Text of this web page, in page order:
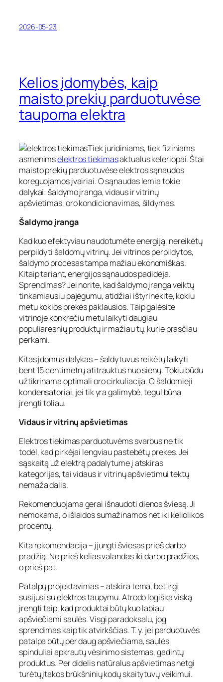
2026-05-23
Kelios įdomybės, kaip
maisto prekių parduotuvėse
taupoma elektra
Tiek juridiniams, tiek fiziniams
asmenimselektros tiekimasaktualus keleriopai. Štai
maisto prekių parduotuvėse elektros sąnaudos
koreguojamos įvairiai. O sąnaudas lemia tokie
dalykai: šaldymo įranga, vidaus ir vitrinų
apšvietimas, oro kondicionavimas, šildymas.
Šaldymo įranga
Kad kuo efektyviau naudotumėte energiją, nereikėtų
perpildyti šaldomų vitrinų. Jei vitrinos perpildytos,
šaldymo procesas tampa mažiau ekonomiškas.
Kitaip tariant, energijos sąnaudos padidėja.
Sprendimas? Jei norite, kad šaldymo įranga veiktų
tinkamiausiu pajėgumu, atidžiai ištyrinėkite, kokiu
metu kokios prekės paklausios. Taip galėsite
vitrinoje konkrečiu metu laikyti daugiau
populiaresnių produktų ir mažiau tų, kurie prasčiau
perkami.
Kitas įdomus dalykas – šaldytuvus reikėtų laikyti
bent 15 centimetrų atitrauktus nuo sienų. Tokiu būdu
užtikrinama optimali oro cirkuliacija. O šaldomieji
kondensatoriai, jei tik yra galimybė, tegul būna
įrengti toliau.
Vidaus ir vitrinų apšvietimas
Elektros tiekimas parduotuvėms svarbus ne tik
todėl, kad pirkėjai lengviau pastebėtų prekes. Jei
sąskaitą už elektrą padalytume į atskiras
kategorijas, tai vidaus ir vitrinų apšvietimui tektų
nemaža dalis.
Rekomenduojama gerai išnaudoti dienos šviesą. Ji
nemokama, o išlaidos sumažinamos net iki keliolikos
procentų.
Kita rekomendacija – įjungti šviesas prieš darbo
pradžią. Ne prieš kelias valandas iki darbo pradžios,
o prieš pat.
Patalpų projektavimas – atskira tema, bet irgi
susijusi su elektros taupymu. Atrodo logiška viską
įrengti taip, kad produktai būtų kuo labiau
apšviečiami saulės. Visgi paradoksalu, jog
sprendimas kaip tik atvirkščias. T. y. jei parduotuvės
patalpa būtų per daug apšviečiama, saulės
spinduliai apkrautų vėsinimo sistemas, gadintų
produktus. Per didelis natūralus apšvietimas netgi
turėtų įtakos brūkšninių kodų skaitytuvų veikimui.